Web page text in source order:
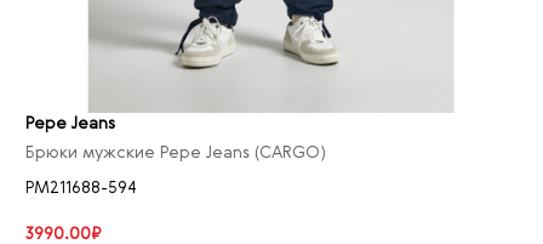
Pepe Jeans
Брюки мужские Pepe Jeans (CARGO)
PM211688-594
3990.00₽